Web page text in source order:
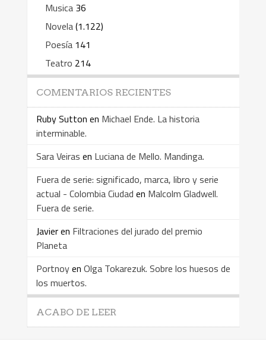
Musica 36
Novela(1.122)
Poesía 141
Teatro 214
COMENTARIOS RECIENTES
Ruby Sutton en Michael Ende. La historia
interminable.
Sara Veiras en Luciana de Mello. Mandinga.
Fuera de serie: significado, marca, libro y serie
actual - Colombia Ciudad en Malcolm Gladwell.
Fuera de serie.
Javieren Filtraciones del jurado del premio
Planeta
Portnoyen Olga Tokarezuk. Sobre los huesos de
los muertos.
ACABO DE LEER